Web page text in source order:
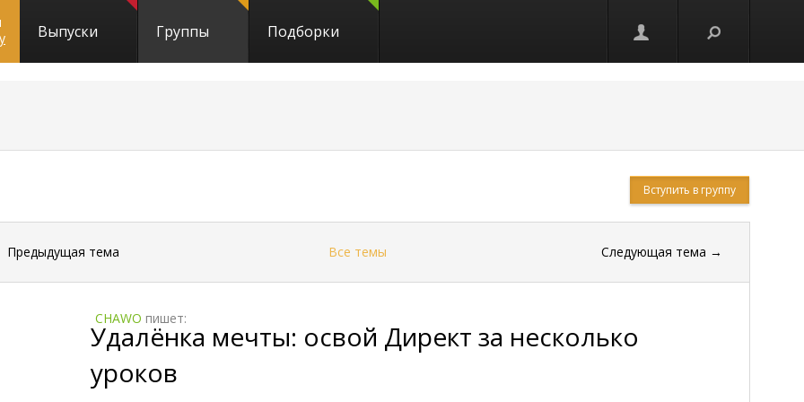
Выпуски Группы Подборки
Вступить в группу
Предыдущая тема Все темы Следующая тема →
CHAWO пишет:
Удалёнка мечты: освой Директ за несколько
уроков